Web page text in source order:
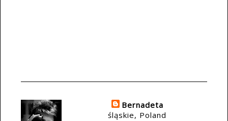
Bernadeta
śląskie, Poland